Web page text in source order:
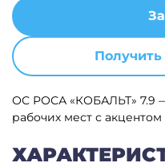
ОС РОСА «КОБАЛЬТ» 7.9
рабочих мест с